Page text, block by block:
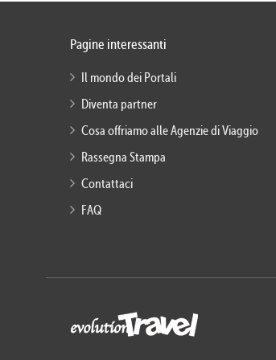
Pagine interessanti
Il mondo dei Portali
Diventa partner
Cosa offriamo alle Agenzie di Viaggio
Rassegna Stampa
Contattaci
FAQ